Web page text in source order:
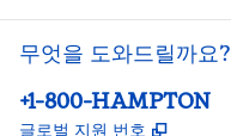
무엇을 도와드릴까요?
전화:
+1-800-HAMPTON
글로벌 지원 번호 ,